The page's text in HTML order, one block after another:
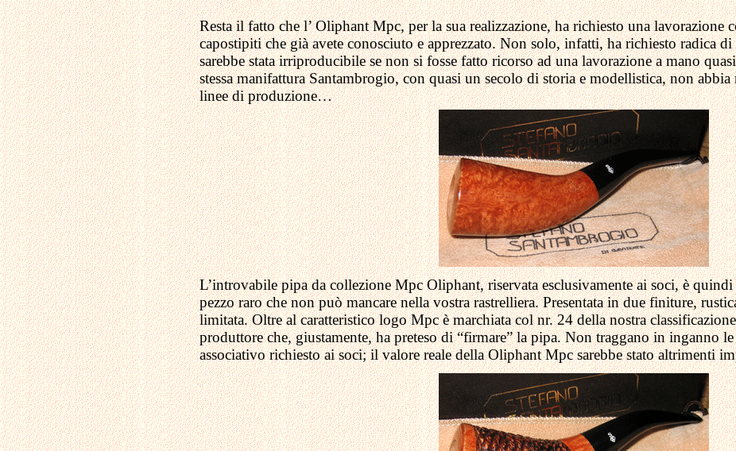
Resta il fatto che l’ Oliphant Mpc, per la sua realizzazione, ha richiesto una lavorazione
capostipiti che già avete conosciuto e apprezzato. Non solo, infatti, ha richiesto radica
sarebbe stata irriproducibile se non si fosse fatto ricorso ad una lavorazione a mano
stessa manifattura Santambrogio, con quasi un secolo di storia e modellistica, non
linee di produzione…
L’introvabile pipa da collezione Mpc Oliphant, riservata esclusivamente ai soci, è
pezzo raro che non può mancare nella vostra rastrelliera. Presentata in due finiture,
limitata. Oltre al caratteristico logo Mpc è marchiata col nr. 24 della nostra
produttore che, giustamente, ha preteso di “firmare” la pipa. Non traggano in inganno
associativo richiesto ai soci; il valore reale della Oliphant Mpc sarebbe stato altrimenti